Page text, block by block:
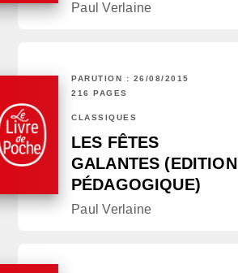
Paul Verlaine
PARUTION : 26/08/2015
216 PAGES
CLASSIQUES
LES FÊTES
GALANTES (EDITION
PÉDAGOGIQUE)
Paul Verlaine